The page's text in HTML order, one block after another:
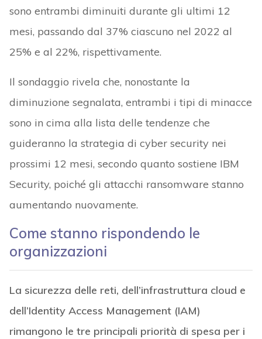
sono entrambi diminuiti durante gli ultimi 12
mesi, passando dal 37% ciascuno nel 2022 al
25% e al 22%, rispettivamente.
Il sondaggio rivela che, nonostante la
diminuzione segnalata, entrambi i tipi di minacce
sono in cima alla lista delle tendenze che
guideranno la strategia di cyber security nei
prossimi 12 mesi, secondo quanto sostiene IBM
Security, poiché gli attacchi ransomware stanno
aumentando nuovamente.
Come stanno rispondendo le
organizzazioni
La sicurezza delle reti, dell’infrastruttura cloud e
dell’Identity Access Management (IAM)
rimangono le tre principali priorità di spesa per i